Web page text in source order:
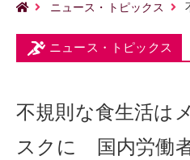
ニュース・トピックス
ニュース・トピックス
不規則な食生活は
スクに 国内労働